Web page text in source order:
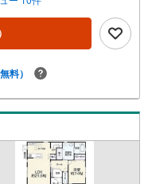
」のプランや今注目の低
ゆとりを持たせるための
【フットワーク軽い安心
迎。平日・夜間の現地案
『ローン相談だけ』でも
し、無理な営業は一切行
ルに合わせた快適な住ま
ずはお気軽にお問い合わ
料）